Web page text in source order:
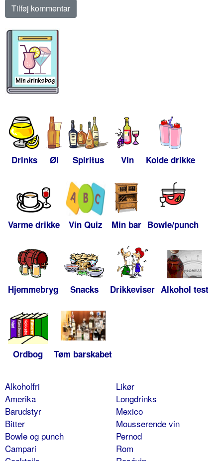
Drinks Øl Spiritus Vin Kolde drikke
Varme drikke Vin Quiz Min bar Bowle/punch
Hjemmebryg Snacks Drikkeviser Alkohol test
Ordbog Tøm barskabet
Alkoholfri
Amerika
Barudstyr
Bitter
Bowle og punch
Campari
Likør
Longdrinks
Mexico
Mousserende vin
Pernod
Rom